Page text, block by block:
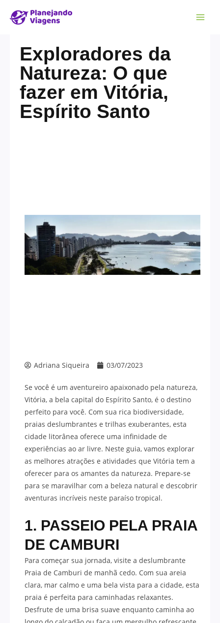
Exploradores da
Natureza: O que
fazer em Vitória,
Espírito Santo
Adriana Siqueira 03/07/2023
Se você é um aventureiro apaixonado pela natureza,
Vitória, a bela capital do Espírito Santo, é o destino
perfeito para você. Com sua rica biodiversidade,
praias deslumbrantes e trilhas exuberantes, esta
cidade litorânea oferece uma infinidade de
experiências ao ar livre. Neste guia, vamos explorar
as melhores atrações e atividades que Vitória tem a
oferecer para os amantes da natureza. Prepare-se
para se maravilhar com a beleza natural e descobrir
aventuras incríveis neste paraíso tropical.
1. PASSEIO PELA PRAIA
DE CAMBURI
Para começar sua jornada, visite a deslumbrante
Praia de Camburi de manhã cedo. Com sua areia
clara, mar calmo e uma bela vista para a cidade, esta
praia é perfeita para caminhadas relaxantes.
Desfrute de uma brisa suave enquanto caminha ao